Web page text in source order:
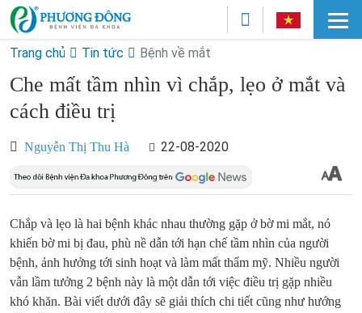
Trang chủ Tin tức Bệnh về mắt
Che mất tầm nhìn vì chắp, lẹo ở mắt và
cách điều trị
Nguyễn Thị Thu Hà 22-08-2020
Chắp và lẹo là hai bệnh khác nhau thường gặp ở bờ mi mắt, nó
khiến bờ mi bị đau, phù nề dẫn tới hạn chế tầm nhìn của người
bệnh, ảnh hưởng tới sinh hoạt và làm mất thẩm mỹ. Nhiều người
vẫn lầm tưởng 2 bệnh này là một dẫn tới việc điều trị gặp nhiều
khó khăn. Bài viết dưới đây sẽ giải thích chi tiết cũng như hướng